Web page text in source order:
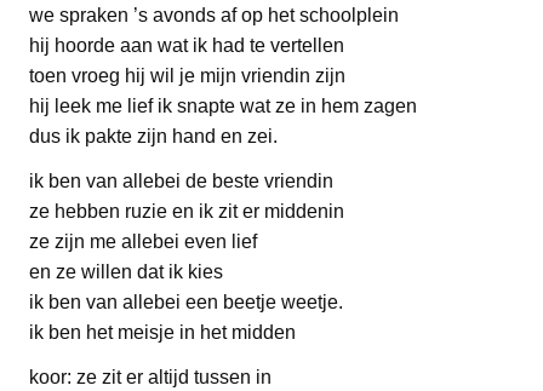
we spraken ’s avonds af op het schoolplein
hij hoorde aan wat ik had te vertellen
toen vroeg hij wil je mijn vriendin zijn
hij leek me lief ik snapte wat ze in hem zagen
dus ik pakte zijn hand en zei.
ik ben van allebei de beste vriendin
ze hebben ruzie en ik zit er middenin
ze zijn me allebei even lief
en ze willen dat ik kies
ik ben van allebei een beetje weetje.
ik ben het meisje in het midden
koor: ze zit er altijd tussen in